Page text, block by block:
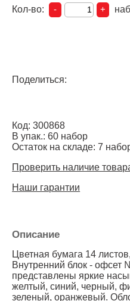
Кол-во:
Поделиться:
Код: 300868
В упак.: 60 набор
Остаток на складе: 7
Проверить наличие
Наши гарантии
Описание
Цветная бумага 14
Внутренний блок - офсет
представлены яркие
желтый, синий, черный,
зеленый, оранжевый.